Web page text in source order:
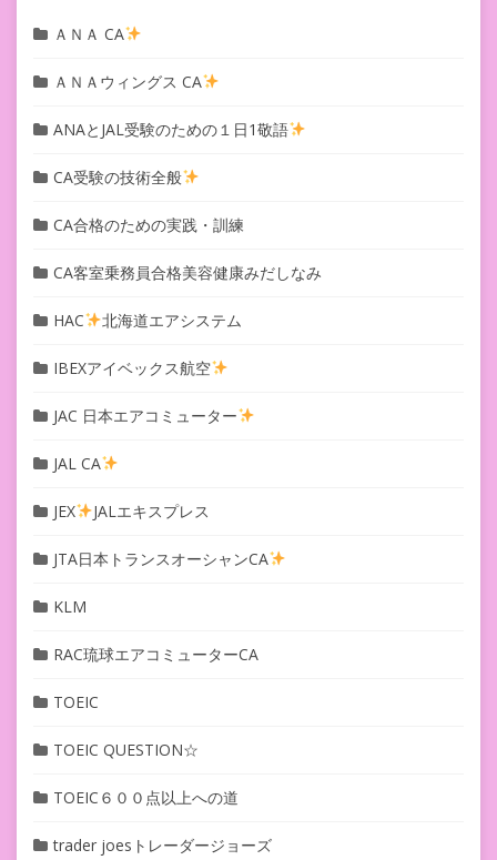
ＡＮＡ CA
ＡＮＡウィングス CA
ANAとJAL受験のための１日1敬語
CA受験の技術全般
CA合格のための実践・訓練
CA客室乗務員合格美容健康みだしなみ
HAC 北海道エアシステム
IBEXアイベックス航空
JAC 日本エアコミューター
JAL CA
JEX JALエキスプレス
JTA日本トランスオーシャンCA
KLM
RAC琉球エアコミューターCA
TOEIC
TOEIC QUESTION☆
TOEIC６００点以上への道
trader joesトレーダージョーズ